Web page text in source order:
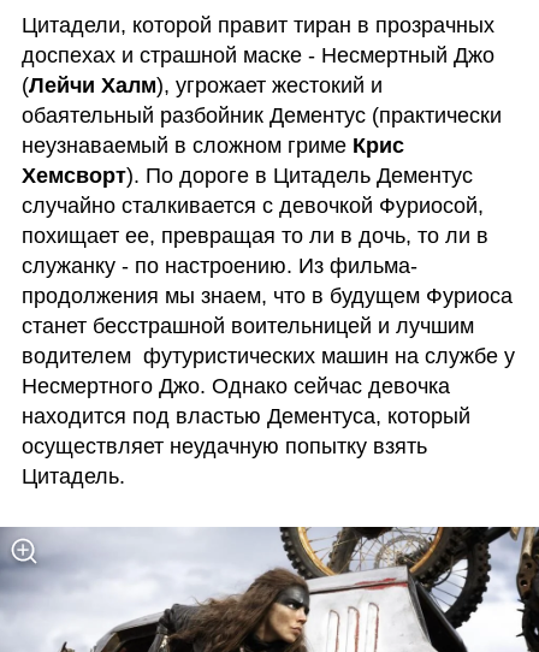
Цитадели, которой правит тиран в прозрачных
доспехах и страшной маске - Несмертный Джо
(Лейчи Халм), угрожает жестокий и
обаятельный разбойник Дементус (практически
неузнаваемый в сложном гриме Крис
Хемсворт). По дороге в Цитадель Дементус
случайно сталкивается с девочкой Фуриосой,
похищает ее, превращая то ли в дочь, то ли в
служанку - по настроению. Из фильма-
продолжения мы знаем, что в будущем Фуриоса
станет бесстрашной воительницей и лучшим
водителем  футуристических машин на службе у
Несмертного Джо. Однако сейчас девочка
находится под властью Дементуса, который
осуществляет неудачную попытку взять
Цитадель.